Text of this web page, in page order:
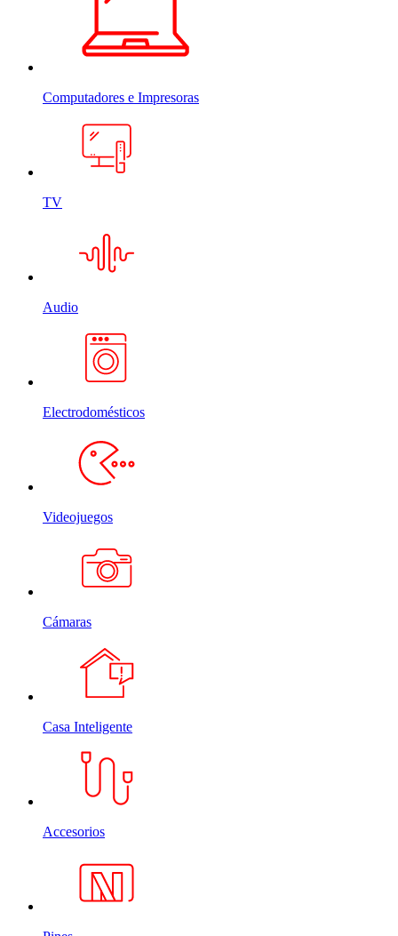
Computadores e Impresoras
TV
Audio
Electrodomésticos
Videojuegos
Cámaras
Casa Inteligente
Accesorios